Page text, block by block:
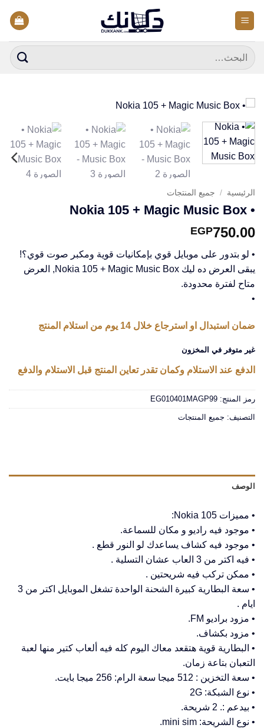
للمحتوى
البحث
عن:
الرئيسية / جميع المنتجات
• Nokia 105 + Magic Music Box
EGP750.00
• لو بتدور على موبايل قوي بإمكانيات قوية ومكبر صوت قوي؟!
يبقى العرض ده ليك Nokia 105 + Magic Music Box, العرض
متاح لفترة محدودة.
•
ضمان استبدال او استرجاع خلال 14 يوم من استلام المنتج
غير متوفر في المخزون
الدفع عند الاستلام وكمان تقدر تعاين المنتج قبل الاستلام والدفع
رمز المنتج: EG010401MAGP99
التصنيف: جميع المنتجات
الوصف
• مميزات Nokia 105:
• موجود فيه راديو و مكان للسماعة.
• موجود فيه كشاف يساعدك لو النور قطع .
• فيه اكتر من 3 العاب عشان التسلية .
• ممكن تركب فيه شريحتين .
• سعة البطارية كبيرة الشحنة الواحدة تشغل الموبايل اكتر من 3
ايام .
• مزود براديو FM.
• مزود بكشاف.
• البطارية قوية هتقعد معاك اليوم كله فيه ألعاب كتير منها لعبة
التعبان بتاعة زمان.
• سعة التخزين : 512 ميجا سعة الرام: 256 ميجا بايت.
• نوع الشبكة: 2G
• بيدعم :. 2 شريحة.
• نوع الشريحة: mini sim.